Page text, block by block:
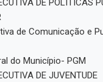
DE POLÍTICAS
de Comunicação e
do Município- PGM
DE JUVENTUDE